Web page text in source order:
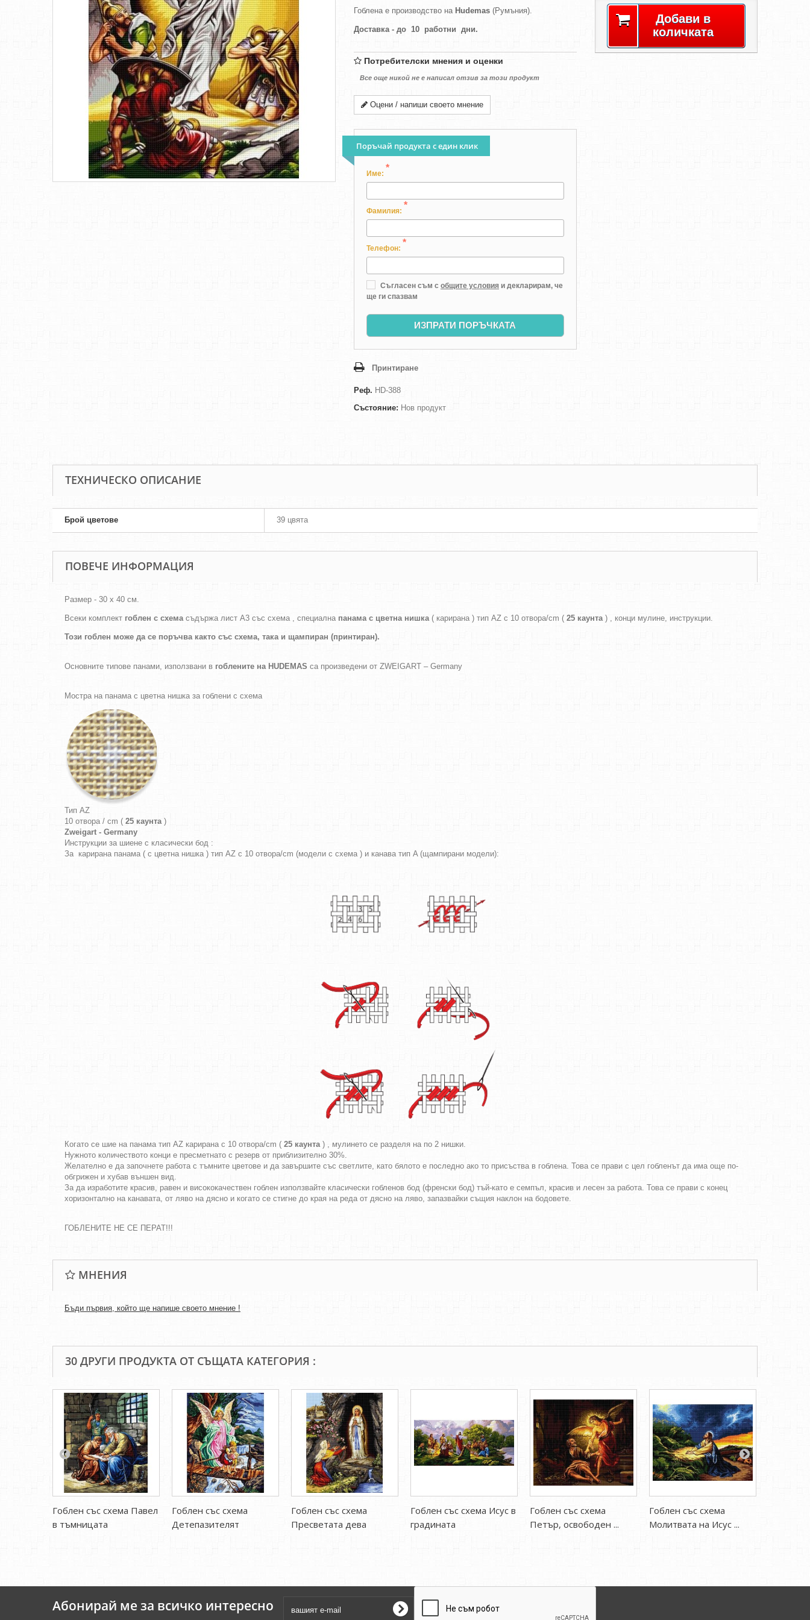
Гоблена е производство на Hudemas (Румъния).
Доставка - до 10 работни дни.
Потребителски мнения и оценки
Все още никой не е написал отзив за този продукт
Оцени / напиши своето мнение
Поръчай продукта с един клик
Име:
*
Фамилия:
*
Телефон:
*
Съгласен съм с общите условия и декларирам, че
ще ги спазвам
ИЗПРАТИ ПОРЪЧКАТА
Принтиране
Реф. HD-388
Състояние: Нов продукт
Добави в
количката
ТЕХНИЧЕСКО ОПИСАНИЕ
Брой цветове 39 цвята
ПОВЕЧЕ ИНФОРМАЦИЯ
Размер - 30 х 40 см.
Всеки комплект гоблен с схемасъдържа лист А3 със схема , специална панама с цветна нишка( карирана ) тип AZ с 10 отвора/cm ( 25 каунта) , конци мулине, инструкции.
Този гоблен може да се поръчва както със схема, така и щампиран (принтиран).
Основните типове панами, използвани в гоблените на HUDEMAS са произведени от ZWEIGART – Germany
Мостра на панама с цветна нишка за гоблени с схема
Тип AZ
10 отвора / cm ( 25 каунта)
Zweigart - Germany
Инструкции за шиене с класически бод :
За карирана панама ( с цветна нишка ) тип AZ с 10 отвора/cm (модели с схема ) и канава тип A (щампирани модели):
Когато се шие на панама тип AZ карирана с 10 отвора/cm ( 25 каунта) , мулинето се разделя на по 2 нишки.
Нужното количеството конци е пресметнато с резерв от приблизително 30%.
Желателно е да започнете работа с тъмните цветове и да завършите със светлите, като бялото е последно ако то присъства в гоблена. Това се прави с цел гобленът да има още по-
обгрижен и хубав външен вид.
За да изработите красив, равен и висококачествен гоблен използвайте класически гобленов бод (френски бод) тъй-като е семпъл, красив и лесен за работа. Това се прави с конец
хоризонтално на канавата, от ляво на дясно и когато се стигне до края на реда от дясно на ляво, запазвайки същия наклон на бодовете.
ГОБЛЕНИТЕ НЕ СЕ ПЕРАТ!!!
МНЕНИЯ
Бъди първия, който ще напише своето мнение !
30 ДРУГИ ПРОДУКТА ОТ СЪЩАТА КАТЕГОРИЯ :
Гоблен със схема Павел
в тъмницата
Гоблен със схема
Детепазителят
Гоблен със схема
Пресветата дева
Гоблен със схема Исус в
градината
Гоблен със схема
Петър, освободен ...
Гоблен със схема
Молитвата на Исус ...
Абонирай ме за всичко интересно